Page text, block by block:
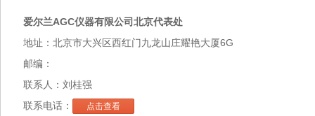
爱尔兰AGC仪器有限公司北京代表处
地址：北京市大兴区西红门九龙山庄耀艳大厦6G
邮编：
联系人：刘桂强
联系电话：
点击查看